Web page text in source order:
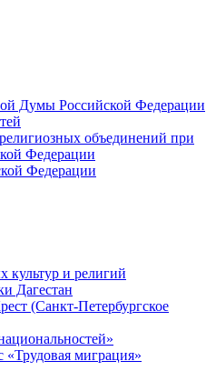
Думы Российской Федерации
объединений при
Федерации
Федерации
культур и религий
Дагестан
(Санкт-Петербургское
миграция»